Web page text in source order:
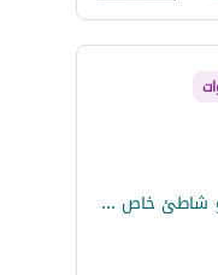
أمتلك الان بخصم كبير شاليه دور أرضى بجاردن و شاطئ خاص على اللاجون على بعد دقايق من بحر راس الحكمه موقع مميز بجوار وترواى و هاسيندا بالقرب من ساوث ميد